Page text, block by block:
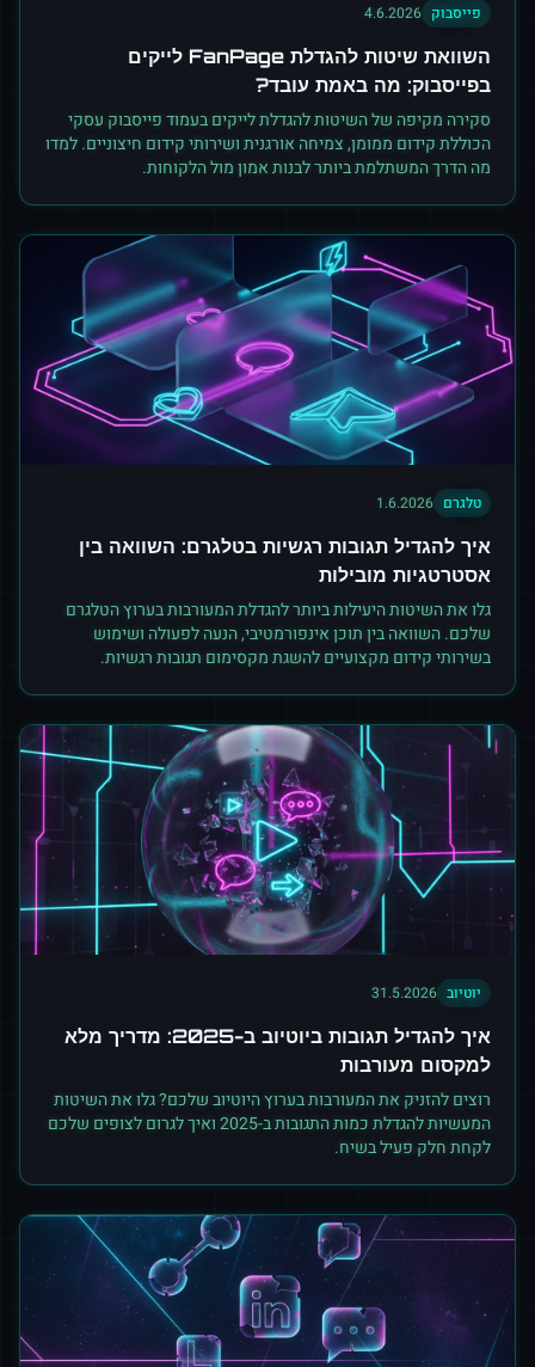
פייסבוק 4.6.2026
השוואת שיטות להגדלת FanPage לייקים
בפייסבוק: מה באמת עובד?
סקירה מקיפה של השיטות להגדלת לייקים בעמוד פייסבוק עסקי
הכוללת קידום ממומן, צמיחה אורגנית ושירותי קידום חיצוניים. למדו
מה הדרך המשתלמת ביותר לבנות אמון מול הלקוחות.
טלגרם 1.6.2026
איך להגדיל תגובות רגשיות בטלגרם: השוואה בין
אסטרטגיות מובילות
גלו את השיטות היעילות ביותר להגדלת המעורבות בערוץ הטלגרם
שלכם. השוואה בין תוכן אינפורמטיבי, הנעה לפעולה ושימוש
בשירותי קידום מקצועיים להשגת מקסימום תגובות רגשיות.
יוטיוב 31.5.2026
איך להגדיל תגובות ביוטיוב ב-2025: מדריך מלא
למקסום מעורבות
רוצים להזניק את המעורבות בערוץ היוטיוב שלכם? גלו את השיטות
המעשיות להגדלת כמות התגובות ב-2025 ואיך לגרום לצופים שלכם
לקחת חלק פעיל בשיח.